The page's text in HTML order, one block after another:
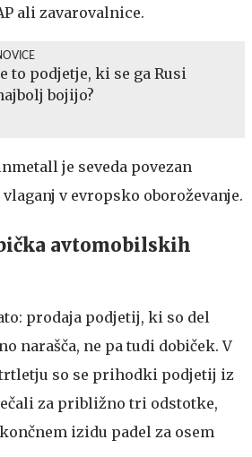
ali zavarovalnice.
to podjetje, ki se ga Rusi
bojijo?
je seveda povezan
v evropsko oboroževanje.
avtomobilskih
prodaja podjetij, ki so del
narašča, ne pa tudi dobiček. V
so se prihodki podjetij iz
za približno tri odstotke,
izidu padel za osem